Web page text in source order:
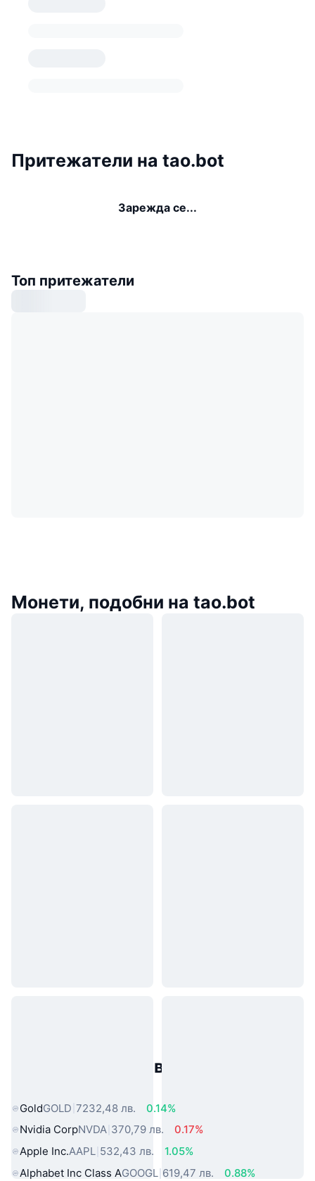
Притежатели на tao.bot
Зарежда се...
Топ притежатели
Монети, подобни на tao.bot
Популярни активи от реалния
GoldGOLD 7232,48 лв.
0.14%
Nvidia CorpNVDA 370,79 лв.
0.17%
Apple Inc.AAPL 532,43 лв.
1.05%
Alphabet Inc Class AGOOGL 619,47 лв. 0.88%